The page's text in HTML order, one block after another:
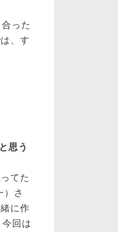
った
、す
思う
てた
さ
に作
回は